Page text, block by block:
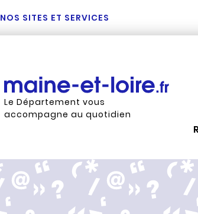
NOS SITES ET SERVICES
Le Département vous
accompagne au quotidien